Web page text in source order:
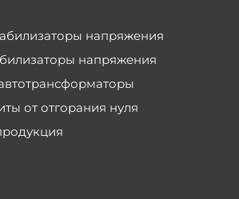
напряжения
напряжения
от отгорания нуля